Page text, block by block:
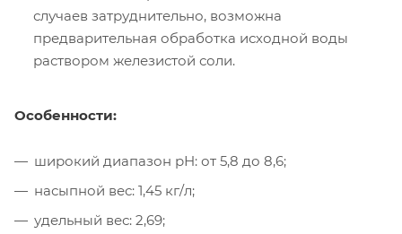
случаев затруднительно, возможна
предварительная обработка исходной воды
раствором железистой соли.
Особенности:
широкий диапазон рН: от 5,8 до 8,6;
насыпной вес: 1,45 кг/л;
удельный вес: 2,69;